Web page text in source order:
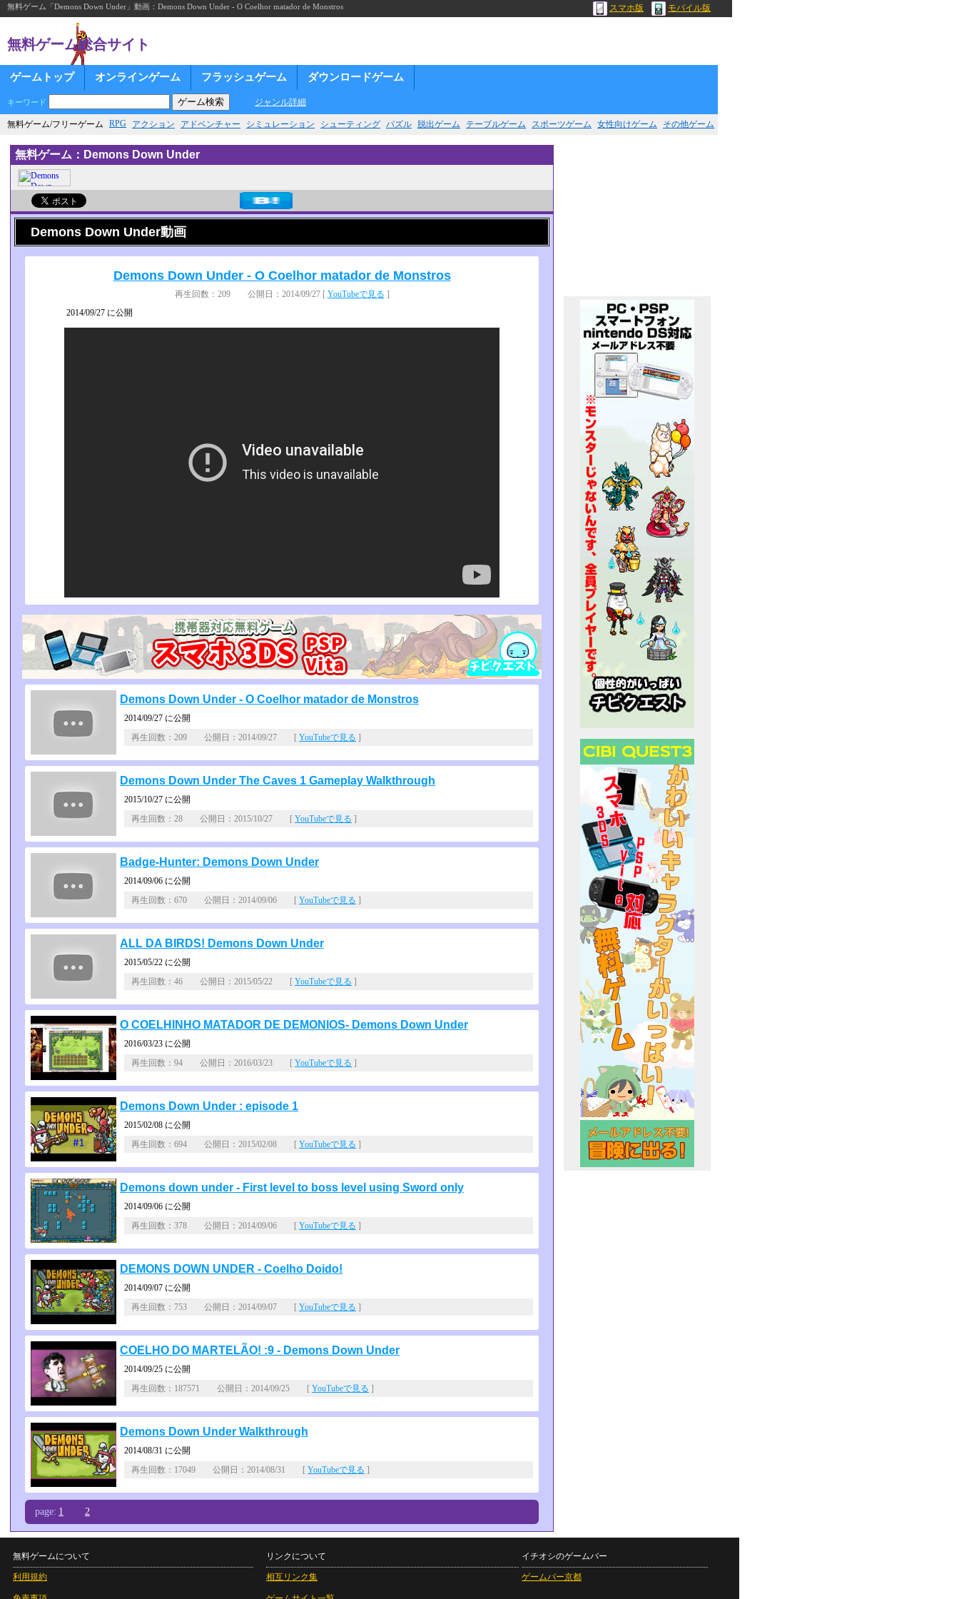
無料ゲーム「Demons Down Under」動画：Demons Down Under - O Coelhor matador de Monstros スマホ版 モバイル版
無料ゲーム総合サイト
ゲームトップ オンラインゲーム フラッシュゲーム ダウンロードゲーム
キーワード ジャンル詳細
無料ゲーム/フリーゲーム RPG アクション アドベンチャー シミュレーション シューティング パズル 脱出ゲーム テーブルゲーム スポーツゲーム 女性向けゲーム その他ゲーム
無料ゲーム：Demons Down Under
Demons Down Under動画
Demons Down Under - O Coelhor matador de Monstros
再生回数：209 公開日：2014/09/27 [ YouTubeで見る ]
2014/09/27 に公開
Demons Down Under - O Coelhor matador de Monstros
2014/09/27 に公開
再生回数：209 公開日：2014/09/27 [ YouTubeで見る ]
Demons Down Under The Caves 1 Gameplay Walkthrough
2015/10/27 に公開
再生回数：28 公開日：2015/10/27 [ YouTubeで見る ]
Badge-Hunter: Demons Down Under
2014/09/06 に公開
再生回数：670 公開日：2014/09/06 [ YouTubeで見る ]
ALL DA BIRDS! Demons Down Under
2015/05/22 に公開
再生回数：46 公開日：2015/05/22 [ YouTubeで見る ]
O COELHINHO MATADOR DE DEMONIOS- Demons Down Under
2016/03/23 に公開
再生回数：94 公開日：2016/03/23 [ YouTubeで見る ]
Demons Down Under : episode 1
2015/02/08 に公開
再生回数：694 公開日：2015/02/08 [ YouTubeで見る ]
Demons down under - First level to boss level using Sword only
2014/09/06 に公開
再生回数：378 公開日：2014/09/06 [ YouTubeで見る ]
DEMONS DOWN UNDER - Coelho Doido!
2014/09/07 に公開
再生回数：753 公開日：2014/09/07 [ YouTubeで見る ]
COELHO DO MARTELÃO! :9 - Demons Down Under
2014/09/25 に公開
再生回数：187571 公開日：2014/09/25 [ YouTubeで見る ]
Demons Down Under Walkthrough
2014/08/31 に公開
再生回数：17049 公開日：2014/08/31 [ YouTubeで見る ]
page: 1 2
無料ゲームについて
利用規約
リンクについて
相互リンク集
イチオシのゲームバー
ゲームバー京都